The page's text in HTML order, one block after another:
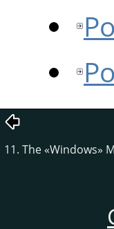
11. The «Windows»